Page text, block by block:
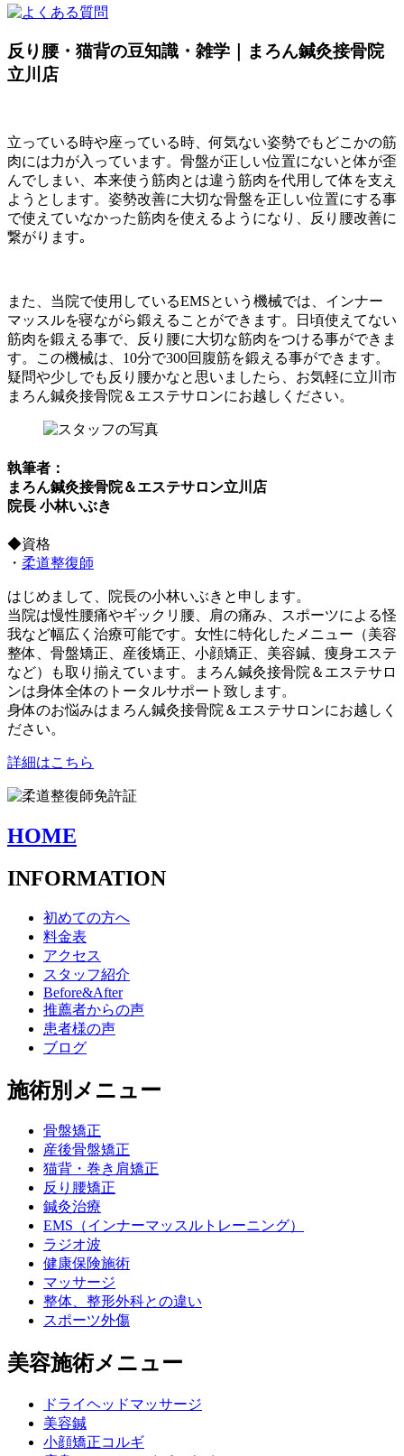
反り腰・猫背の豆知識・雑学｜まろん鍼灸接骨院
立川店
立っている時や座っている時、何気ない姿勢でもどこかの筋
肉には力が入っています。骨盤が正しい位置にないと体が歪
んでしまい、本来使う筋肉とは違う筋肉を代用して体を支え
ようとします。姿勢改善に大切な骨盤を正しい位置にする事
で使えていなかった筋肉を使えるようになり、反り腰改善に
繋がります｡
また、当院で使用しているEMSという機械では、インナー
マッスルを寝ながら鍛えることができます。日頃使えてない
筋肉を鍛える事で、反り腰に大切な筋肉をつける事ができま
す。この機械は、10分で300回腹筋を鍛える事ができます。
疑問や少しでも反り腰かなと思いましたら、お気軽に立川市
まろん鍼灸接骨院＆エステサロンにお越しください。
執筆者：
まろん鍼灸接骨院＆エステサロン立川店
院長 小林いぶき
◆資格
・ 柔道整復師
はじめまして、院長の小林いぶきと申します。
当院は慢性腰痛やギックリ腰、肩の痛み、スポーツによる怪
我など幅広く治療可能です。女性に特化したメニュー（美容
整体、骨盤矯正、産後矯正、小顔矯正、美容鍼、痩身エステ
など）も取り揃えています。まろん鍼灸接骨院＆エステサロ
ンは身体全体のトータルサポート致します。
身体のお悩みはまろん鍼灸接骨院＆エステサロンにお越しく
ださい。
詳細はこちら
HOME
INFORMATION
初めての方へ
料金表
アクセス
スタッフ紹介
Before&After
推薦者からの声
患者様の声
ブログ
施術別メニュー
骨盤矯正
産後骨盤矯正
猫背・巻き肩矯正
反り腰矯正
鍼灸治療
EMS（インナーマッスルトレーニング）
ラジオ波
健康保険施術
マッサージ
整体、整形外科との違い
スポーツ外傷
美容施術メニュー
ドライヘッドマッサージ
美容鍼
小顔矯正コルギ